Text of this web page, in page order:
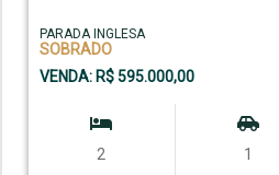
PARADA INGLESA
SOBRADO
VENDA: R$ 595.000,00
2 1